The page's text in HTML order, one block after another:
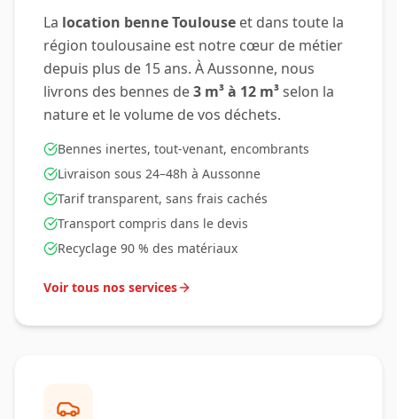
La location benne Toulouse et dans toute la
région toulousaine est notre cœur de métier
depuis plus de 15 ans. ÀAussonne, nous
livrons des bennes de3 m³ à 12 m³selon la
nature et le volume de vos déchets.
Bennes inertes, tout-venant, encombrants
Livraison sous 24–48h à Aussonne
Tarif transparent, sans frais cachés
Transport compris dans le devis
Recyclage 90 % des matériaux
Voir tous nos services